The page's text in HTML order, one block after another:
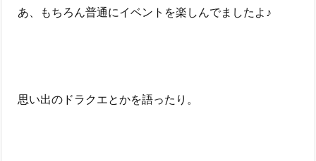
あ、もちろん普通にイベントを楽しんでましたよ♪
思い出のドラクエとかを語ったり。